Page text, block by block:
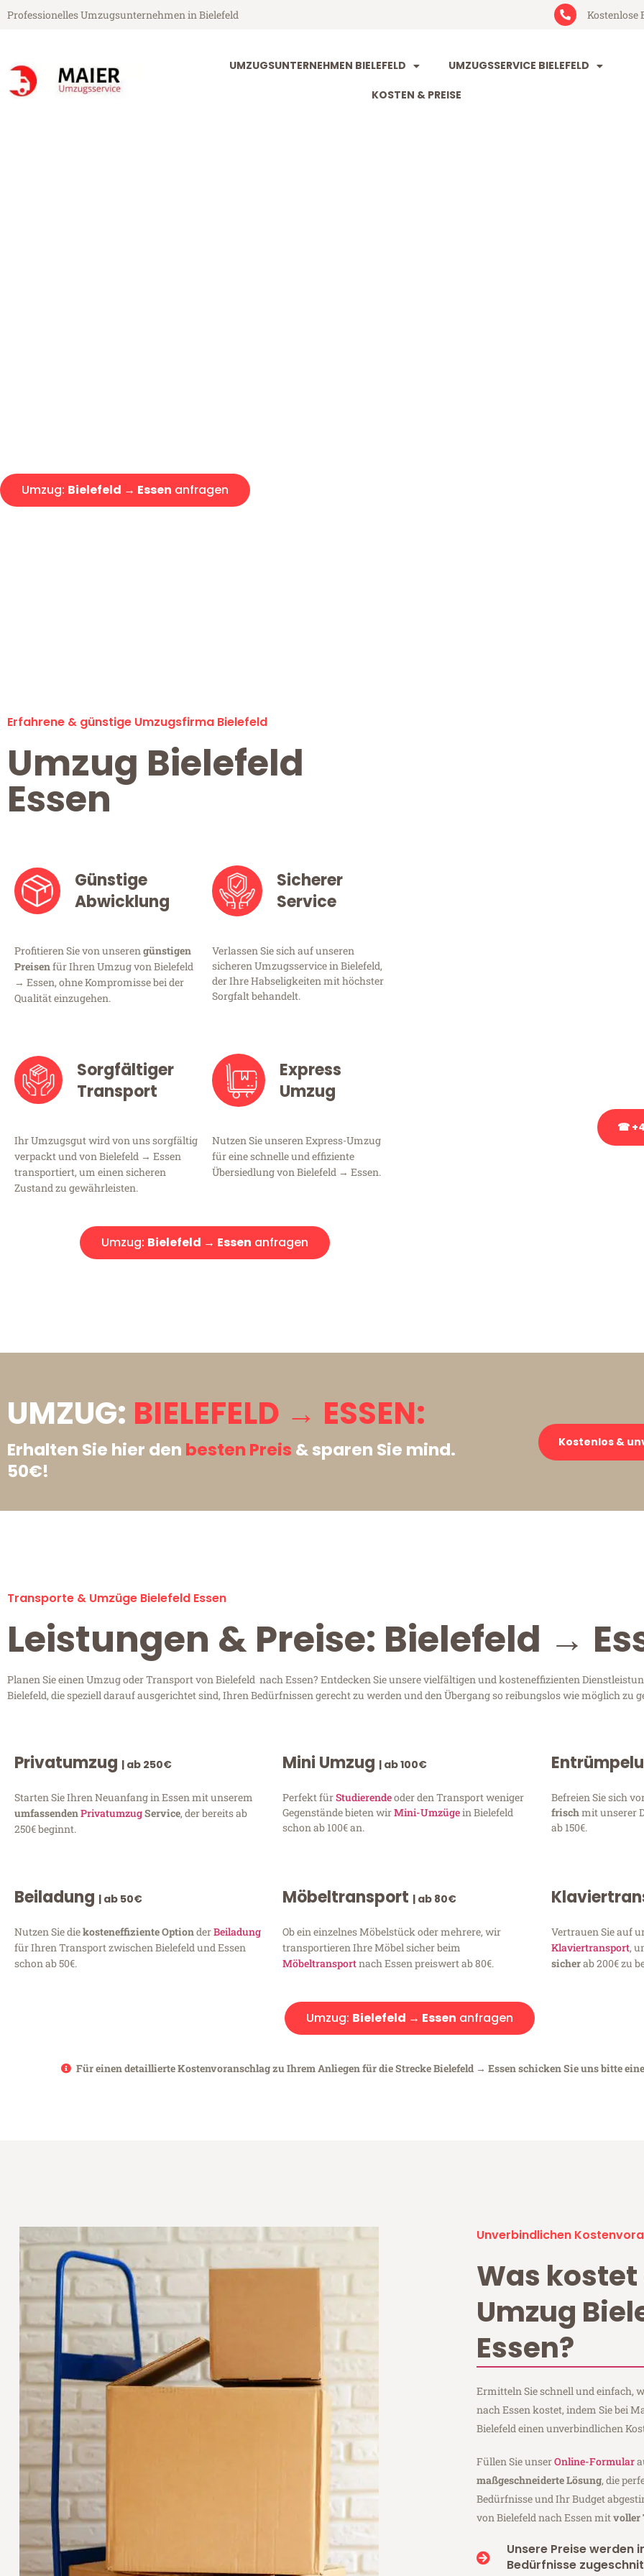
Professionelles Umzugsunternehmen in Bielefeld Kostenlose
UMZUGSUNTERNEHMEN BIELEFELD UMZUGSSERVICE BIELEFELD
KOSTEN & PREISE
Umzug: Bielefeld → Essen anfragen
Erfahrene & günstige Umzugsfirma Bielefeld
Umzug Bielefeld
Essen
Günstige
Abwicklung
Profitieren Sie von unserengünstigen
Preisenfür Ihren Umzug von Bielefeld
→ Essen, ohne Kompromisse bei der
Qualität einzugehen.
Sicherer
Service
Verlassen Sie sich auf unseren
sicheren Umzugsservice in Bielefeld,
der Ihre Habseligkeiten mit höchster
Sorgfalt behandelt.
Sorgfältiger
Transport
Ihr Umzugsgut wird von uns sorgfältig
verpackt und von Bielefeld → Essen
transportiert, um einen sicheren
Zustand zu gewährleisten.
Express
Umzug
Nutzen Sie unseren Express-Umzug
für eine schnelle und effiziente
Übersiedlung von Bielefeld → Essen.
Umzug: Bielefeld → Essen anfragen
☎
UMZUG: BIELEFELD → ESSEN:
Erhalten Sie hier den besten Preis & sparen Sie mind.
50€!
Kostenlos &
Transporte & Umzüge Bielefeld Essen
Leistungen & Preise: Bielefeld →
Planen Sie einen Umzug oder Transport von Bielefeld nach Essen? Entdecken Sie unsere vielfältigen und kosteneffizienten
Bielefeld, die speziell darauf ausgerichtet sind, Ihren Bedürfnissen gerecht zu werden und den Übergang so reibungslos wie möglich zu
Privatumzug | ab 250€
Starten Sie Ihren Neuanfang in Essen mit unserem
umfassendenPrivatumzugService, der bereits ab
250€ beginnt.
Mini Umzug | ab 100€
Perfekt fürStudierendeoder den Transport weniger
Gegenstände bieten wirMini-Umzügein Bielefeld
schon ab 100€ an.
Befreien Sie sich
frischmit unserer
ab 150€.
Beiladung | ab 50€
Nutzen Sie diekosteneffiziente OptionderBeiladung
für Ihren Transport zwischen Bielefeld und Essen
schon ab 50€.
Möbeltransport | ab 80€
Ob ein einzelnes Möbelstück oder mehrere, wir
transportieren Ihre Möbel sicher beim
Möbeltransportnach Essen preiswert ab 80€.
Vertrauen Sie auf
Klaviertransport,
sicherab 200€ zu
Umzug: Bielefeld → Essen anfragen
Für einen detaillierte Kostenvoranschlag zu Ihrem Anliegen für die Strecke Bielefeld → Essen schicken Sie uns bitte eine
Unverbindlichen
Was kostet
Umzug
Essen?
Ermitteln Sie schnell und einfach,
nach Essen kostet, indem Sie bei
Bielefeld einen unverbindlichen
Füllen Sie unserOnline-Formular
maßgeschneiderte Lösung, die
Bedürfnisse und Ihr Budget
von Bielefeld nach Essen mitvoller
Unsere Preise werden
Bedürfnisse